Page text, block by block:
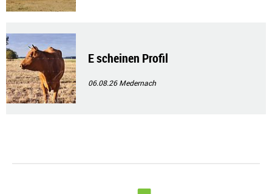
E scheinen Profil
06.08.26Medernach